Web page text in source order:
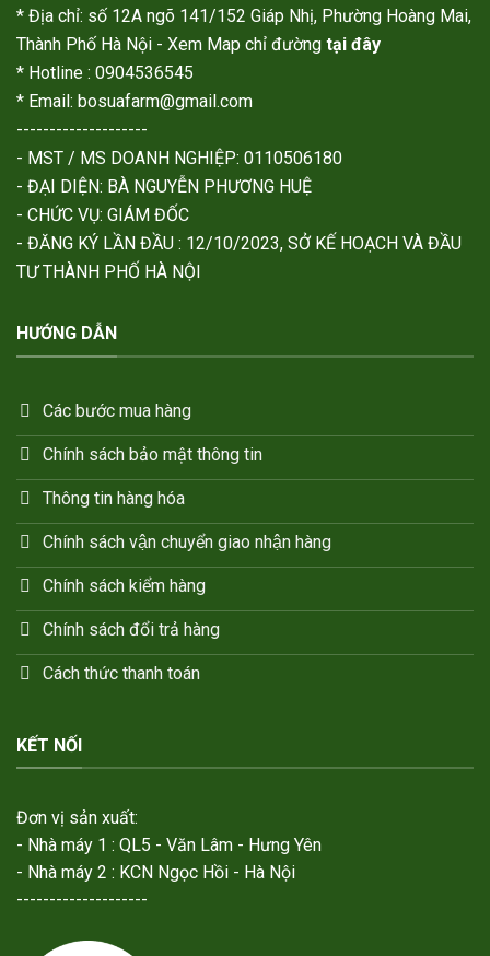
* Địa chỉ: số 12A ngõ 141/152 Giáp Nhị, Phường Hoàng Mai,
Thành Phố Hà Nội - Xem Map chỉ đường tại đây
* Hotline : 0904536545
* Email: bosuafarm@gmail.com
--------------------
- MST / MS DOANH NGHIỆP: 0110506180
- ĐẠI DIỆN: BÀ NGUYỄN PHƯƠNG HUỆ
- CHỨC VỤ: GIÁM ĐỐC
- ĐĂNG KÝ LẦN ĐẦU : 12/10/2023, SỞ KẾ HOẠCH VÀ ĐẦU
TƯ THÀNH PHỐ HÀ NỘI
HƯỚNG DẪN
Các bước mua hàng
Chính sách bảo mật thông tin
Thông tin hàng hóa
Chính sách vận chuyển giao nhận hàng
Chính sách kiểm hàng
Chính sách đổi trả hàng
Cách thức thanh toán
KẾT NỐI
Đơn vị sản xuất:
- Nhà máy 1 : QL5 - Văn Lâm - Hưng Yên
- Nhà máy 2 : KCN Ngọc Hồi - Hà Nội
--------------------